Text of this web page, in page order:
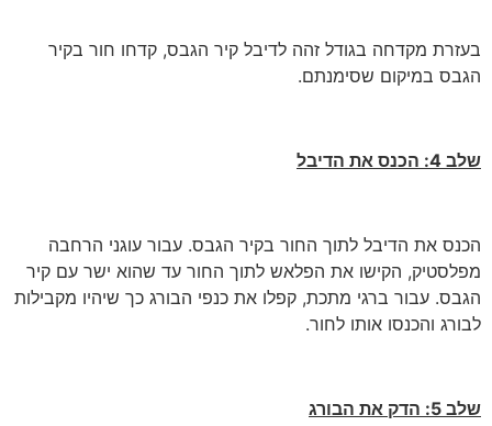
בעזרת מקדחה בגודל זהה לדיבל קיר הגבס, קדחו חור בקיר
הגבס במיקום שסימנתם.
שלב 4: הכנס את הדיבל
הכנס את הדיבל לתוך החור בקיר הגבס. עבור עוגני הרחבה
מפלסטיק, הקישו את הפלאש לתוך החור עד שהוא ישר עם קיר
הגבס. עבור ברגי מתכת, קפלו את כנפי הבורג כך שיהיו מקבילות
לבורג והכנסו אותו לחור.
שלב 5: הדק את הבורג